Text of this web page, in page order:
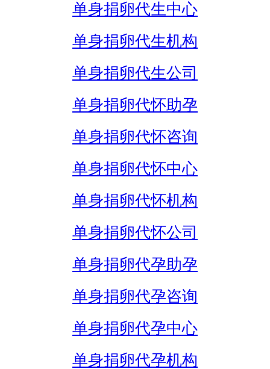
单身捐卵代生中心
单身捐卵代生机构
单身捐卵代生公司
单身捐卵代怀助孕
单身捐卵代怀咨询
单身捐卵代怀中心
单身捐卵代怀机构
单身捐卵代怀公司
单身捐卵代孕助孕
单身捐卵代孕咨询
单身捐卵代孕中心
单身捐卵代孕机构